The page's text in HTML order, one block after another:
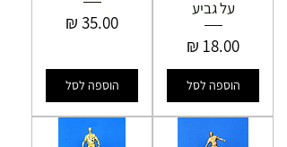
על גביע
מחיר
הוספה לסל
מחיר
הוספה לסל